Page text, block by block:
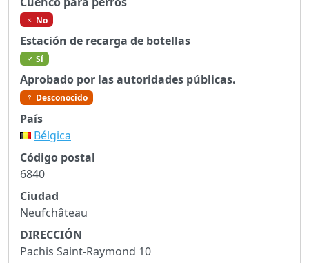
No
Estación de recarga de botellas
Sí
Aprobado por las autoridades públicas.
Desconocido
País
Bélgica
Código postal
6840
Ciudad
Neufchâteau
DIRECCIÓN
Pachis Saint-Raymond 10